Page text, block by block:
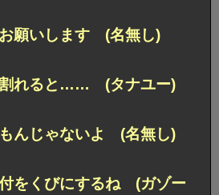
願いします (名無し)
割れると…… (タナユー)
んじゃないよ (名無し)
をくびにするね (ガゾー